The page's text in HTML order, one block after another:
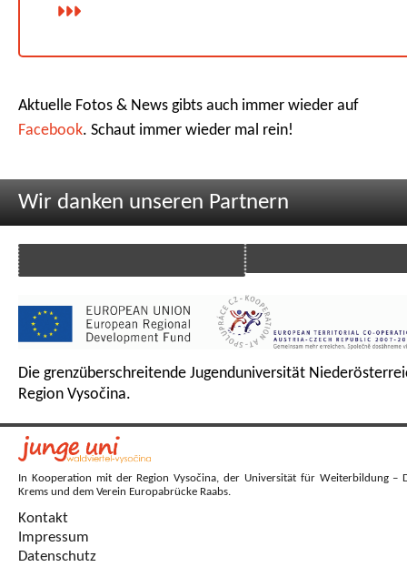
Aktuelle Fotos & News gibts auch immer wieder auf
Facebook. Schaut immer wieder mal rein!
Wir danken unseren Partnern
Die grenzüberschreitende Jugenduniversität
Region Vysočina.
In Kooperation mit der Region Vysočina, der Universität für Weiterbildung –
Krems und dem Verein Europabrücke Raabs.
Kontakt
Impressum
Datenschutz